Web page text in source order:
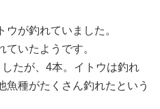
が釣れていました。
いたようです。
たが、4本。イトウは釣れ
魚種がたくさん釣れたという